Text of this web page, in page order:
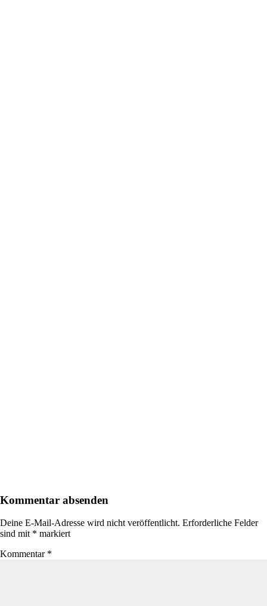
Kommentar absenden
Deine E-Mail-Adresse wird nicht veröffentlicht. Erforderliche Felder
sind mit * markiert
Kommentar *